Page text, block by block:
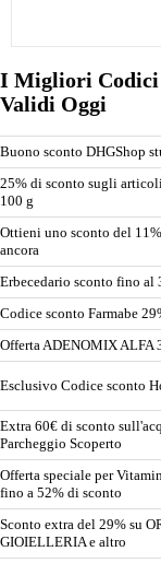
I Migliori Codici
Validi Oggi
Buono sconto DHGShop
25% di sconto sugli
100 g
Ottieni uno sconto del
ancora
Erbecedario sconto fino al
Codice sconto Farmabe
Offerta ADENOMIX ALFA
Esclusivo Codice sconto
Extra 60€ di sconto
Parcheggio Scoperto
Offerta speciale per
fino a 52% di sconto
Sconto extra del 29% su
GIOIELLERIA e altro